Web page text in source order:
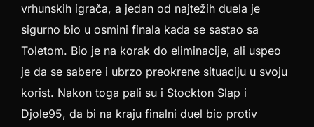
vrhunskih igrača, a jedan od najtežih duela je
sigurno bio u osmini finala kada se sastao sa
Toletom. Bio je na korak do eliminacije, ali uspeo
je da se sabere i ubrzo preokrene situaciju u svoju
korist. Nakon toga pali su i Stockton Slap i
Djole95, da bi na kraju finalni duel bio protiv